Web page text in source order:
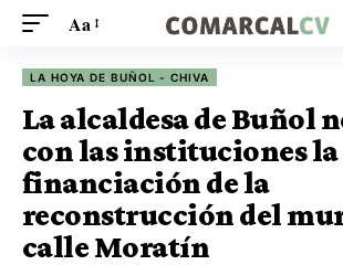
Aa
LA HOYA DE BUÑOL - CHIVA
La alcaldesa de Buñol
con las instituciones la
financiación de la
reconstrucción del
calle Moratín